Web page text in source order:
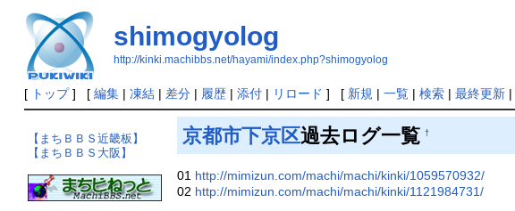
shimogyolog
http://kinki.machibbs.net/hayami/index.php?shimogyolog
[ トップ] [ 編集| 凍結| 差分| 履歴| 添付| リロード ] [ 新規 | 一覧| 検索| 最終更新|
京都市下京区過去ログ一覧 †
01 http://mimizun.com/machi/machi/kinki/1059570932/
02 http://mimizun.com/machi/machi/kinki/1121984731/
【まちＢＢＳ近畿板】
【まちＢＢＳ大阪】